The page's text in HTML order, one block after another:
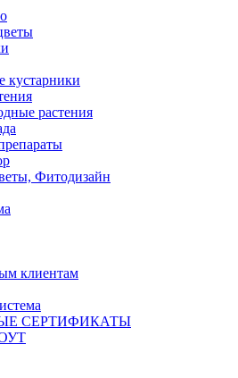
кустарники
растения
Фитодизайн
клиентам
СЕРТИФИКАТЫ